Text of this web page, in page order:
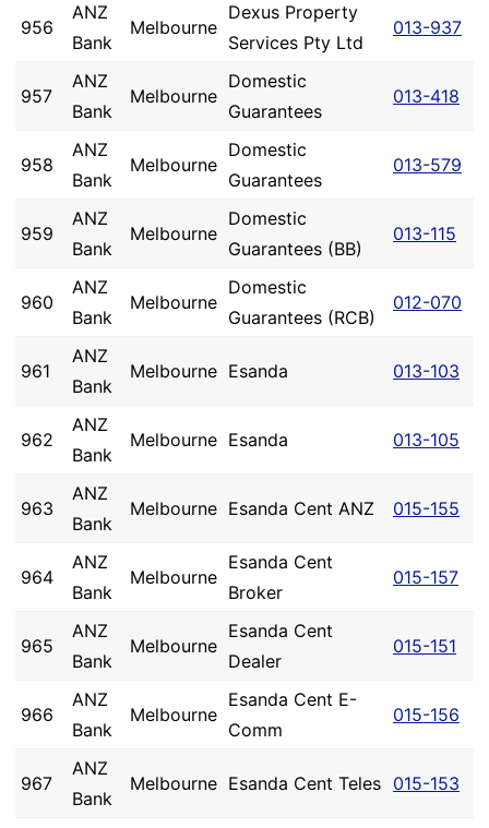
956
ANZ
Bank
Melbourne
Dexus Property
Services Pty Ltd
013-937
957
ANZ
Bank
Melbourne
Domestic
Guarantees
013-418
958
ANZ
Bank
Melbourne
Domestic
Guarantees
013-579
959
ANZ
Bank
Melbourne
Domestic
Guarantees (BB)
013-115
960
ANZ
Bank
Melbourne
Domestic
Guarantees (RCB)
012-070
961
ANZ
Bank
Melbourne Esanda 013-103
962
ANZ
Bank
Melbourne Esanda 013-105
963
ANZ
Bank
Melbourne Esanda Cent ANZ 015-155
964
ANZ
Bank
Melbourne
Esanda Cent
Broker
015-157
965
ANZ
Bank
Melbourne
Esanda Cent
Dealer
015-151
966
ANZ
Bank
Melbourne
Esanda Cent E-
Comm
015-156
967
ANZ
Bank
Melbourne Esanda Cent Teles 015-153